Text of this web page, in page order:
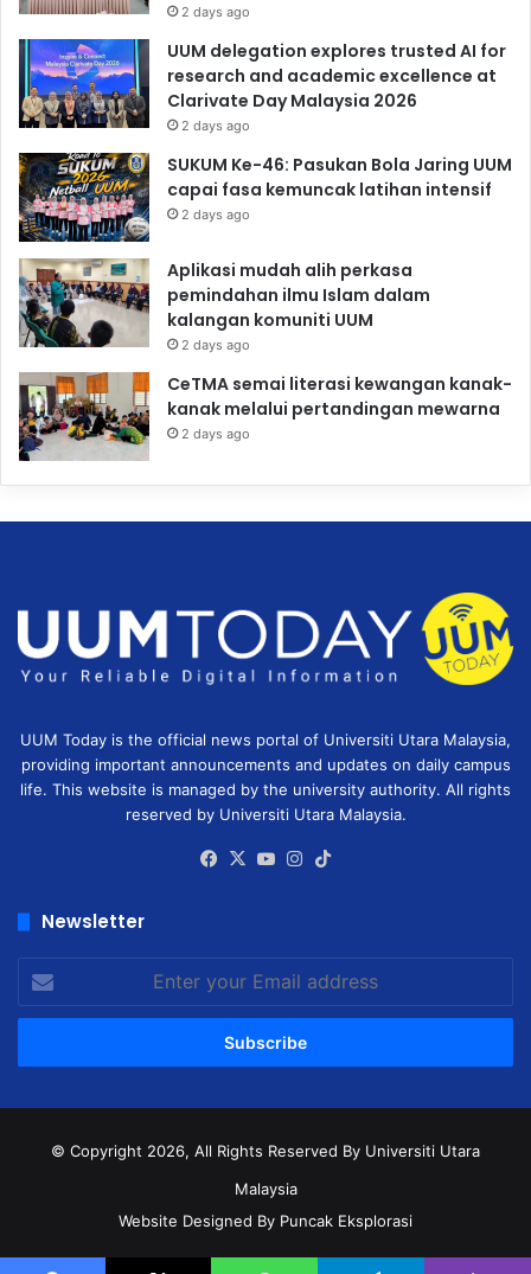
2 days ago
UUM delegation explores trusted AI for
research and academic excellence at
Clarivate Day Malaysia 2026
2 days ago
SUKUM Ke-46: Pasukan Bola Jaring UUM
capai fasa kemuncak latihan intensif
2 days ago
Aplikasi mudah alih perkasa
pemindahan ilmu Islam dalam
kalangan komuniti UUM
2 days ago
CeTMA semai literasi kewangan kanak-
kanak melalui pertandingan mewarna
2 days ago
UUM Today is the official news portal of Universiti Utara Malaysia,
providing important announcements and updates on daily campus
life. This website is managed by the university authority. All rights
reserved by Universiti Utara Malaysia.
Facebook
X YouTubeInstagram
Newsletter
your
Email
© Copyright 2026, All Rights Reserved By Universiti Utara
Malaysia
Website Designed By Puncak Eksplorasi